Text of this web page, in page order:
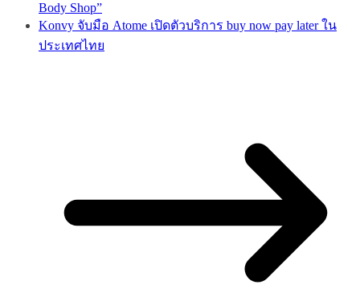
Body Shop”
Konvy จับมือ Atome เปิดตัวบริการ buy now pay later ใน
ประเทศไทย